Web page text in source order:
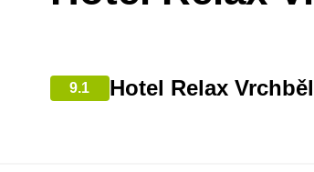
9.1 Hotel Relax